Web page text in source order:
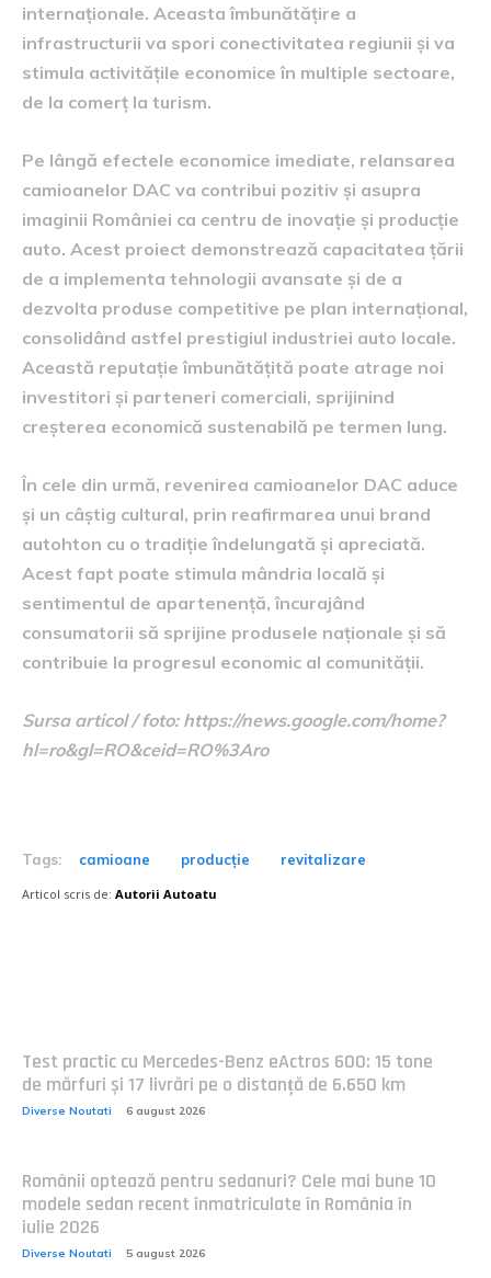
internaționale. Aceasta îmbunătățire a
infrastructurii va spori conectivitatea regiunii și va
stimula activitățile economice în multiple sectoare,
de la comerț la turism.
Pe lângă efectele economice imediate, relansarea
camioanelor DAC va contribui pozitiv și asupra
imaginii României ca centru de inovație și producție
auto. Acest proiect demonstrează capacitatea țării
de a implementa tehnologii avansate și de a
dezvolta produse competitive pe plan internațional,
consolidând astfel prestigiul industriei auto locale.
Această reputație îmbunătățită poate atrage noi
investitori și parteneri comerciali, sprijinind
creșterea economică sustenabilă pe termen lung.
În cele din urmă, revenirea camioanelor DAC aduce
și un câștig cultural, prin reafirmarea unui brand
autohton cu o tradiție îndelungată și apreciată.
Acest fapt poate stimula mândria locală și
sentimentul de apartenență, încurajând
consumatorii să sprijine produsele naționale și să
contribuie la progresul economic al comunității.
Sursa articol / foto: https://news.google.com/home?
hl=ro&gl=RO&ceid=RO%3Aro
Tags: camioane producție revitalizare
Articol scris de: Autorii Autoatu
Test practic cu Mercedes-Benz eActros 600: 15 tone
de mărfuri și 17 livrări pe o distanță de 6.650 km
Diverse Noutati 6 august 2026
Românii optează pentru sedanuri? Cele mai bune 10
modele sedan recent înmatriculate în România în
iulie 2026
Diverse Noutati 5 august 2026